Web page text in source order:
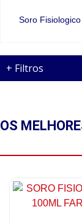
Soro Fisiologico
+ Filtros
OS